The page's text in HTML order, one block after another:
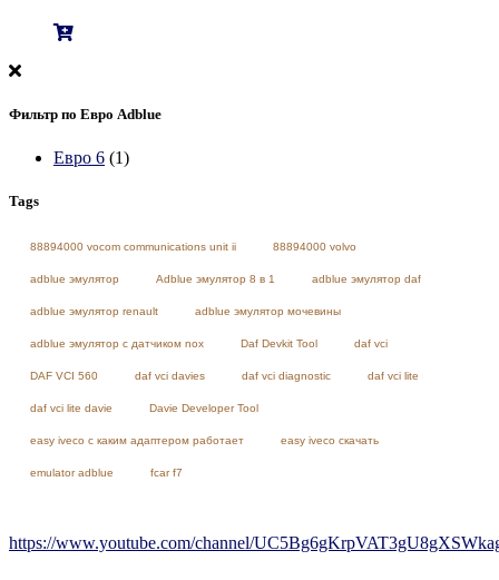
Фильтр по Евро Adblue
Евро 6 (1)
Tags
88894000 vocom communications unit ii 88894000 volvo
adblue эмулятор Adblue эмулятор 8 в 1 adblue эмулятор daf
adblue эмулятор renault adblue эмулятор мочевины
adblue эмулятор с датчиком nox Daf Devkit Tool daf vci
DAF VCI 560 daf vci davies daf vci diagnostic daf vci lite
daf vci lite davie Davie Developer Tool
easy iveco с каким адаптером работает easy iveco скачать
emulator adblue fcar f7
https://www.youtube.com/channel/